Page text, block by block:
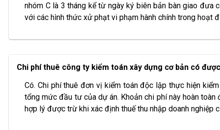
nhóm C là 3 tháng kể từ ngày ký biên bản bàn giao
với các hình thức xử phạt vi phạm hành chính trong hoạt
Chi phí thuê công ty kiểm toán xây dựng cơ bản có
Có. Chi phí thuê đơn vị kiểm toán độc lập thực hiện
tổng mức đầu tư của dự án. Khoản chi phí này hoàn
hợp lý được trừ khi xác định thuế thu nhập doanh nghiệp